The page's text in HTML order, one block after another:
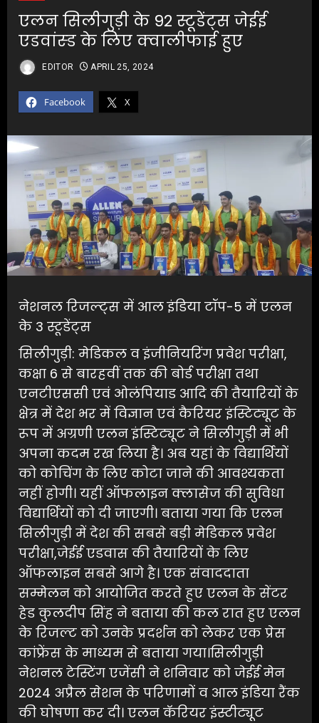
एलन सिलीगुड़ी के 92 स्टूडेंट्स जेईई
एडवांस्ड के लिए क्वालीफाई हुए
Facebook X
EDITOR APRIL 25, 2024
नेशनल रिजल्ट्स में आल इंडिया टॉप-5 में एलन
के 3 स्टूडेंट्स
सिलीगुड़ी: मेडिकल व इंजीनियरिंग प्रवेश परीक्षा,
कक्षा 6 से बारहवीं तक की बोर्ड परीक्षा तथा
एनटीएससी एवं ओलंपियाड आदि की तैयारियों के
क्षेत्र में देश भर में विज्ञान एवं कैरियर इंस्टिट्यूट के
रूप में अग्रणी एलन इंस्टिट्यूट ने सिलीगुड़ी में भी
अपना कदम रख लिया है। अब यहां के विद्यार्थियों
को कोचिंग के लिए कोटा जाने की आवश्यकता
नहीं होगी। यहीं ऑफलाइन क्लासेज की सुविधा
विद्यार्थियों को दी जाएगी। बताया गया कि एलन
सिलीगुड़ी में देश की सबसे बड़ी मेडिकल प्रवेश
परीक्षा,जेईई एडवास की तैयारियों के लिए
ऑफलाइन सबसे आगे है। एक संवाददाता
सम्मेलन को आयोजित करते हुए एलन के सेंटर
हेड कुलदीप सिंह ने बताया की कल रात हुए एलन
के रिजल्ट को उनके प्रदर्शन को लेकर एक प्रेस
कांफ्रेंस के माध्यम से बताया गया।सिलीगुड़ी
नेशनल टेस्टिंग एजेंसी ने शनिवार को जेईई मेन
2024 अप्रैल सेशन के परिणामों व आल इंडिया रैंक
की घोषणा कर दी। एलन कॅरियर इंस्टीट्यूट